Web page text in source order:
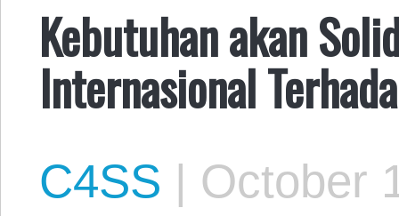
Kebutuhan akan
Internasional
C4SS | October